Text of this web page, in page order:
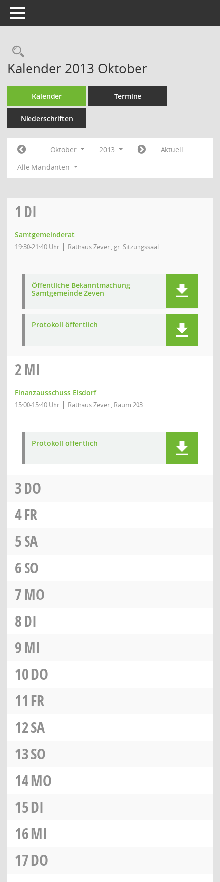
Toggle navigation
Rechercheauswahl
Kalender 2013 Oktober
Kalender Termine
Niederschriften
Oktober 2013
Aktuell
Alle Mandanten
1 DI
Samtgemeinderat
19:30-21:40 Uhr Rathaus Zeven, gr. Sitzungssaal
Öffentliche Bekanntmachung
Samtgemeinde Zeven
Protokoll öffentlich
2MI
Finanzausschuss Elsdorf
15:00-15:40 Uhr Rathaus Zeven, Raum 203
Protokoll öffentlich
3DO
4FR
5SA
6SO
7MO
8DI
9MI
10DO
11 FR
12SA
13SO
14MO
15DI
16MI
17DO